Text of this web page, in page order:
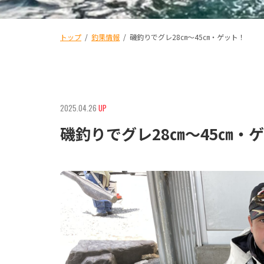
トップ / 釣果情報 / 磯釣りでグレ28㎝〜45㎝・ゲット！
2025.04.26 UP
磯釣りでグレ28㎝〜45㎝・